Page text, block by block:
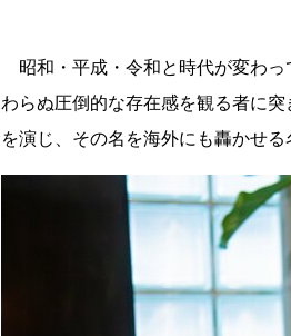
昭和・平成・令和と時代が変わっ
わらぬ圧倒的な存在感を観る者に
を演じ、その名を海外にも轟かせ